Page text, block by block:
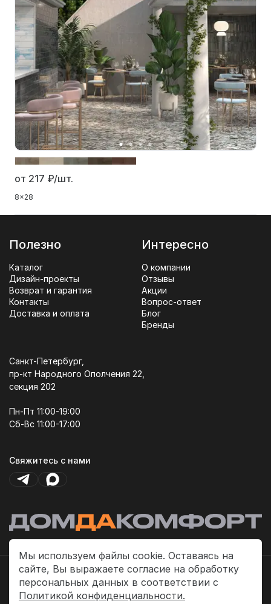
Мы используем файлы cookie. Оставаясь на
сайте, Вы выражаете согласие на обработку
персональных данных в соответствии с
Политикой конфиденциальности.
от 217 ₽/шт.
8x28
Полезно
Каталог
Дизайн-проекты
Возврат и гарантия
Контакты
Доставка и оплата
Интересно
О компании
Отзывы
Акции
Вопрос-ответ
Блог
Бренды
Санкт-Петербург,
пр-кт Народного Ополчения 22,
секция 202
Пн-Пт 11:00-19:00
Сб-Вс 11:00-17:00
Свяжитесь с нами
Политика платежей
Политика конфиденциальности